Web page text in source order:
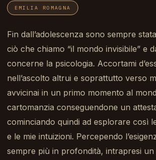
EMILIA ROMAGNA
Fin dall’adolescenza sono sempre
ciò che chiamo “il mondo invisibile” e
concerne la psicologia. Accortami
nell’ascolto altrui e soprattutto verso
avvicinai in un primo momento al
cartomanzia conseguendone un
cominciando quindi ad esplorare così
e le mie intuizioni. Percependo
sempre più in profondità, intrapresi